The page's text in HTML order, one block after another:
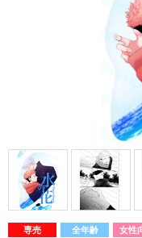
専売 全年齢 女性